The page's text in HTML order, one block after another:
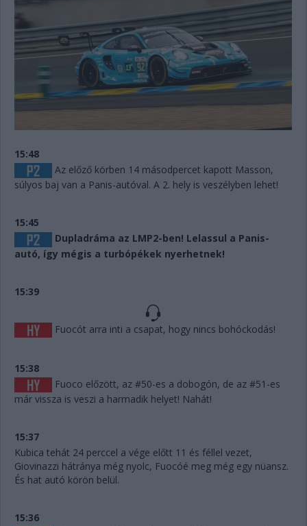
15:48
Az előző körben 14 másodpercet kapott Masson,
súlyos baj van a Panis-autóval. A 2. hely is veszélyben lehet!
15:45
Dupladráma az LMP2-ben! Lelassul a Panis-
autó, így mégis a turbópékek nyerhetnek!
15:39
Fuocót arra inti a csapat, hogy nincs bohóckodás!
15:38
Fuoco előzött, az #50-es a dobogón, de az #51-es
már vissza is veszi a harmadik helyet! Nahát!
15:37
Kubica tehát 24 perccel a vége előtt 11 és féllel vezet,
Giovinazzi hátránya még nyolc, Fuocóé meg még egy nüansz.
És hat autó körön belül.
15:36